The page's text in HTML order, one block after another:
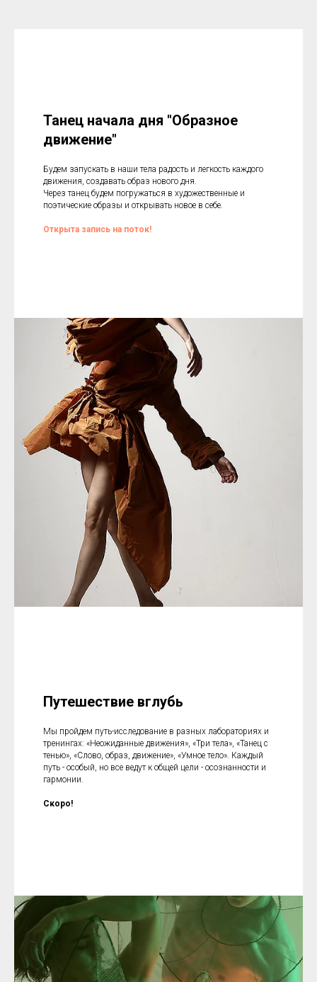
Танец начала дня "Образное
движение"
Будем запускать в наши тела радость и легкость каждого
движения, создавать образ нового дня.
Через танец будем погружаться в художественные и
поэтические образы и открывать новое в себе.
Открыта запись на поток!
Путешествие вглубь
Мы пройдем путь-исследование в разных лабораториях и
тренингах: «Неожиданные движения», «Три тела», «Танец с
тенью», «Слово, образ, движение», «Умное тело». Каждый
путь - особый, но все ведут к общей цели - осознанности и
гармонии.
Скоро!